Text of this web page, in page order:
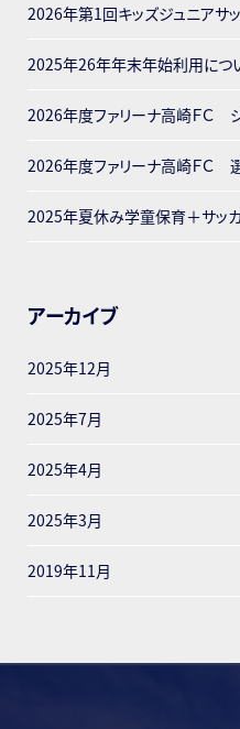
2026年第1回キッズジュニア
2025年26年年末年始利用につ
2026年度ファリーナ高崎ＦＣ
2026年度ファリーナ高崎ＦＣ
2025年夏休み学童保育＋サッ
アーカイブ
2025年12月
2025年7月
2025年4月
2025年3月
2019年11月